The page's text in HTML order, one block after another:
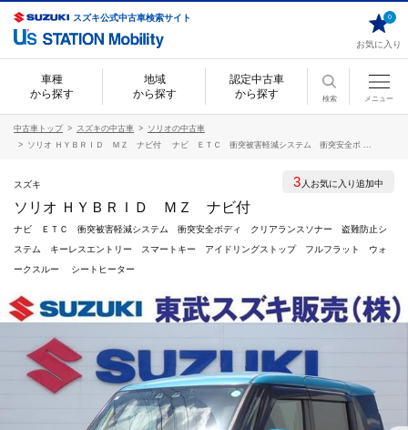
スズキ公式中古車検索サイト
お気に入り
0
車種
から探す
地域
から探す
認定中古車
から探す
検索 メニュー
中古車トップ スズキの中古車
ソリオの中古車
ソリオ ＨＹＢＲＩＤ ＭＺ ナビ付 ナビ ＥＴＣ 衝突被害軽減システム 衝突安全ボ ...
スズキ
ソリオ ＨＹＢＲＩＤ ＭＺ ナビ付
ナビ ＥＴＣ 衝突被害軽減システム 衝突安全ボディ クリアランスソナー 盗難防止シ
ステム キーレスエントリー スマートキー アイドリングストップ フルフラット ウォ
ークスルー シートヒーター
3 人お気に入り追加中